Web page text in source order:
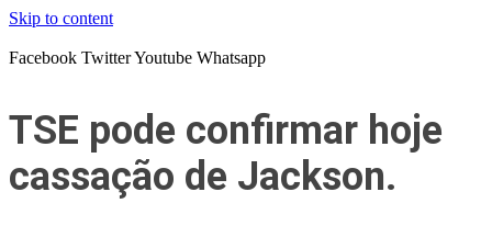
Skip to content
Facebook TwitterYoutube Whatsapp
TSE pode confirmar hoje
cassação de Jackson.